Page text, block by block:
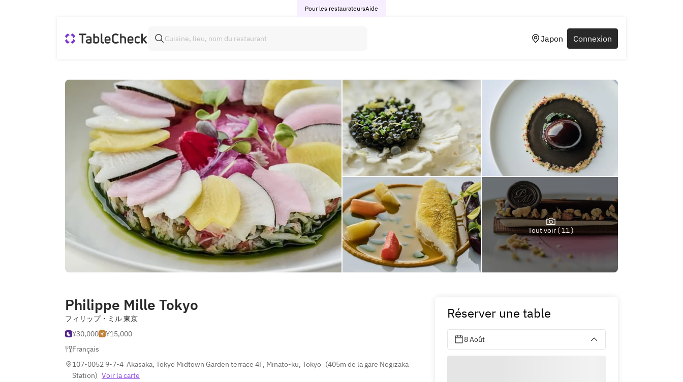
Pour les restaurateursAide
Japon Connexion
Tout voir ( 11 )
Philippe Mille Tokyo
フィリップ・ミル 東京
¥30,000
¥15,000
Français
107-0052 9-7-4  Akasaka, Tokyo Midtown Garden terrace 4F, Minato-ku, Tokyo (405m de la gare Nogizaka
Station) Voir la carte
Réserver une table
8 Août